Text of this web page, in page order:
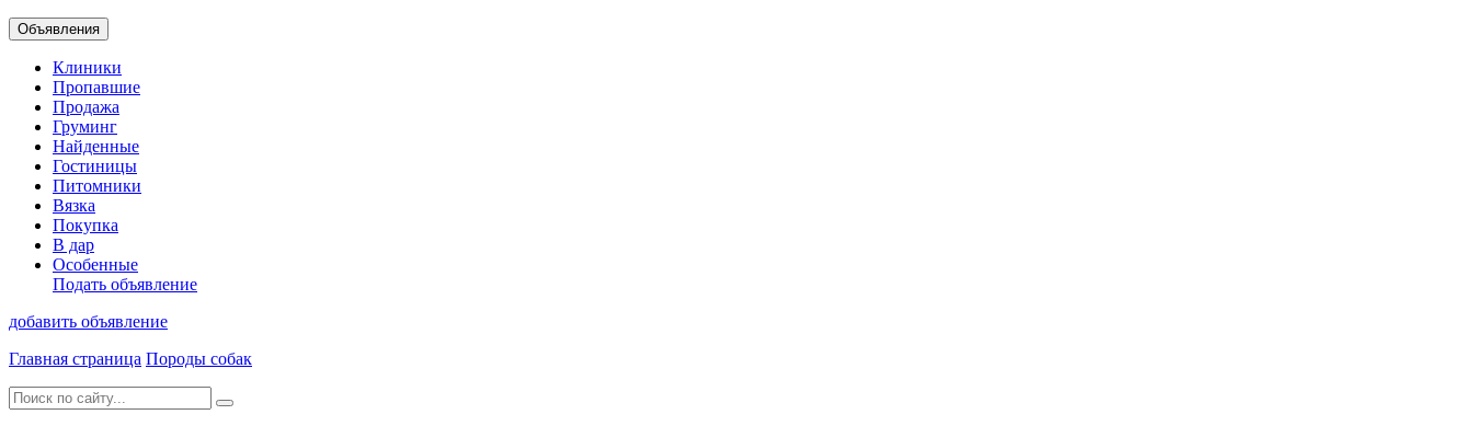
Объявления
Клиники
Пропавшие
Продажа
Груминг
Найденные
Гостиницы
Питомники
Вязка
Покупка
В дар
Особенные
Подать объявление
добавить объявление
Главная страница Породы собак